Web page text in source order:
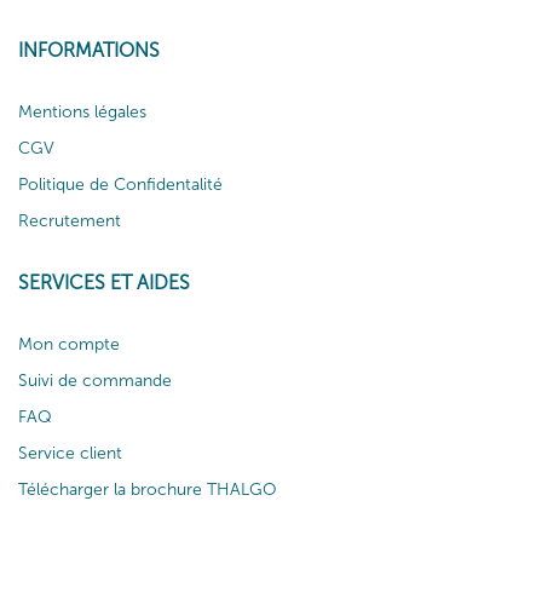
INFORMATIONS
Mentions légales
CGV
Politique de Confidentalité
Recrutement
SERVICES ET AIDES
Mon compte
Suivi de commande
FAQ
Service client
Télécharger la brochure THALGO